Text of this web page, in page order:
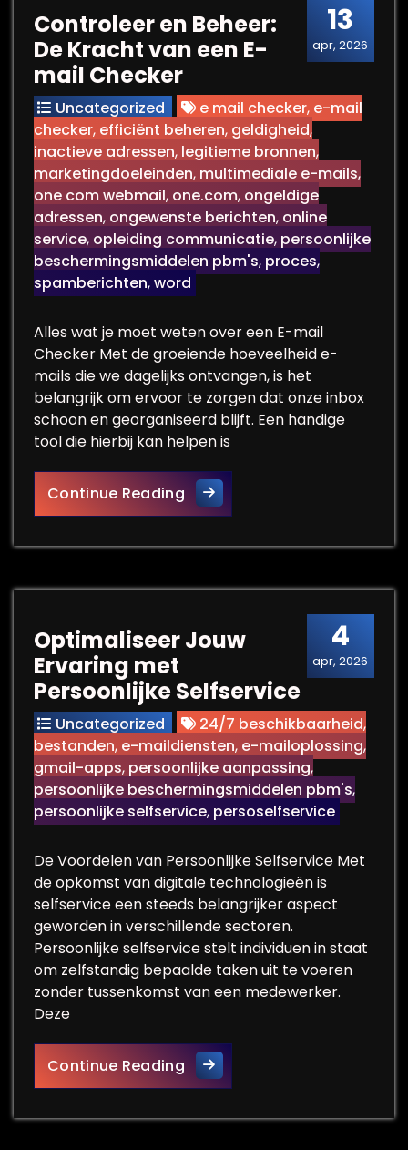
13
apr, 2026
Controleer en Beheer:
De Kracht van een E-
mail Checker
Uncategorized e mail checker, e-mail
checker, efficiënt beheren, geldigheid,
inactieve adressen, legitieme bronnen,
marketingdoeleinden, multimediale e-mails,
one com webmail, one.com, ongeldige
adressen, ongewenste berichten, online
service, opleiding communicatie, persoonlijke
beschermingsmiddelen pbm's, proces,
spamberichten,word
Alles wat je moet weten over een E-mail
Checker Met de groeiende hoeveelheid e-
mails die we dagelijks ontvangen, is het
belangrijk om ervoor te zorgen dat onze inbox
schoon en georganiseerd blijft. Een handige
tool die hierbij kan helpen is
Continue ReadingControleer en Beheer: De
4
apr, 2026
Optimaliseer Jouw
Ervaring met
Persoonlijke Selfservice
Uncategorized 24/7 beschikbaarheid,
bestanden, e-maildiensten, e-mailoplossing,
gmail-apps, persoonlijke aanpassing,
persoonlijke beschermingsmiddelen pbm's,
persoonlijke selfservice, persoselfservice
De Voordelen van Persoonlijke Selfservice Met
de opkomst van digitale technologieën is
selfservice een steeds belangrijker aspect
geworden in verschillende sectoren.
Persoonlijke selfservice stelt individuen in staat
om zelfstandig bepaalde taken uit te voeren
zonder tussenkomst van een medewerker.
Deze
Continue ReadingOptimaliseer Jouw Ervaring